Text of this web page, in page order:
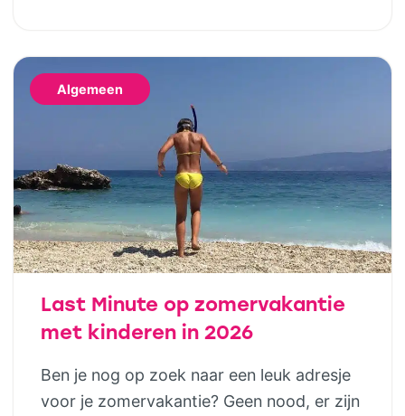
niet helemaal bij jullie past. Wie houdt van
het buitenleven, maar niet wil slepen met
Algemeen
Last Minute op zomervakantie
met kinderen in 2026
Ben je nog op zoek naar een leuk adresje
voor je zomervakantie? Geen nood, er zijn